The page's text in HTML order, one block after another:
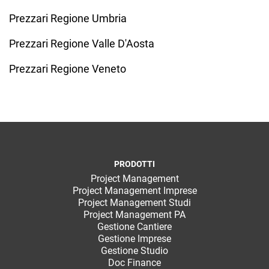
Prezzari Regione Umbria
Prezzari Regione Valle D'Aosta
Prezzari Regione Veneto
PRODOTTI
Project Management
Project Management Imprese
Project Management Studi
Project Management PA
Gestione Cantiere
Gestione Imprese
Gestione Studio
Doc Finance